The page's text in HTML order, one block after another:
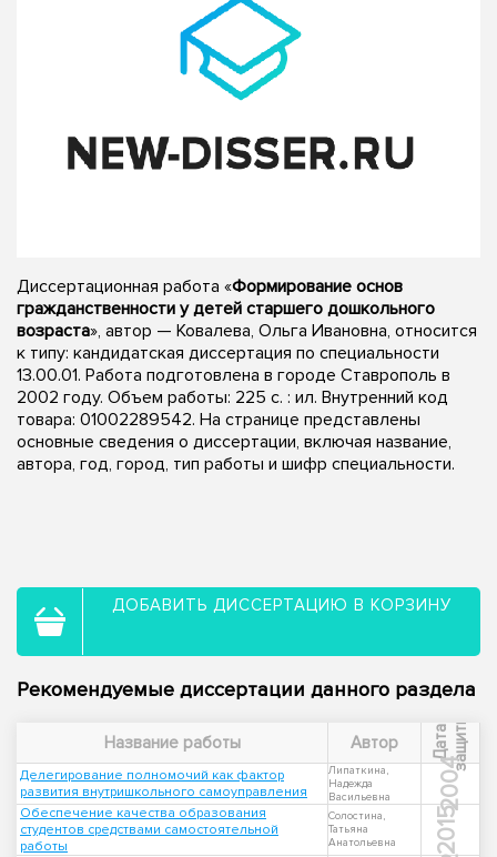
Диссертационная работа «Формирование основ
гражданственности у детей старшего дошкольного
возраста», автор — Ковалева, Ольга Ивановна, относится
к типу: кандидатская диссертация по специальности
13.00.01. Работа подготовлена в городе Ставрополь в
2002 году. Объем работы: 225 с. : ил. Внутренний код
товара: 01002289542. На странице представлены
основные сведения о диссертации, включая название,
автора, год, город, тип работы и шифр специальности.
ДОБАВИТЬ ДИССЕРТАЦИЮ В КОРЗИНУ
Рекомендуемые диссертации данного раздела
Название работы Автор Д
а
т
а
з
а
щ
и
ты
Делегирование полномочий как фактор
развития внутришкольного самоуправления
Липаткина,
Надежда
Васильевна
2004
Обеспечение качества образования
студентов средствами самостоятельной
работы
Солостина,
Татьяна
Анатольевна
2015